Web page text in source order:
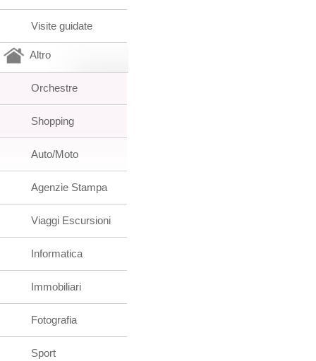
Visite guidate
Altro
Orchestre
Shopping
Auto/Moto
Agenzie Stampa
Viaggi Escursioni
Informatica
Immobiliari
Fotografia
Sport